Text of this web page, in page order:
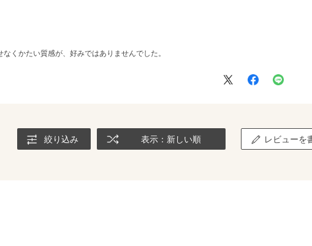
くかたい質感が、好みではありませんでした。
絞り込み 表示：新しい順 レビューを